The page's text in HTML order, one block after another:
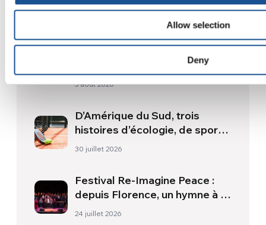
Allow selection
Deny
Related News
Odyssée, de Christopher
Nolan : Ulysse et la nécessité
d’une nouvelle aube
5 août 2026
D’Amérique du Sud, trois
histoires d’écologie, de sport
et de santé
30 juillet 2026
Festival Re-Imagine Peace :
depuis Florence, un hymne à la
paix
24 juillet 2026